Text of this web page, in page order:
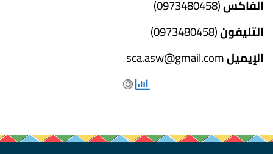
الفاكس(0973480458)
التليفون(0973480458)
الإيميل